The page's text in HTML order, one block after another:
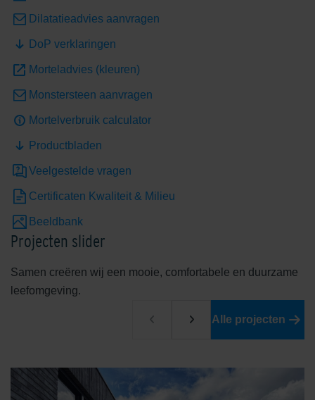
Rouge De Wallonie
Dilatatieadvies aanvragen
DoP verklaringen
Morteladvies (kleuren)
Monstersteen aanvragen
Mortelverbruik calculator
Productbladen
Veelgestelde vragen
Certificaten Kwaliteit & Milieu
Beeldbank
Projecten slider
Samen creëren wij een mooie, comfortabele en duurzame
leefomgeving.
Alle projecten